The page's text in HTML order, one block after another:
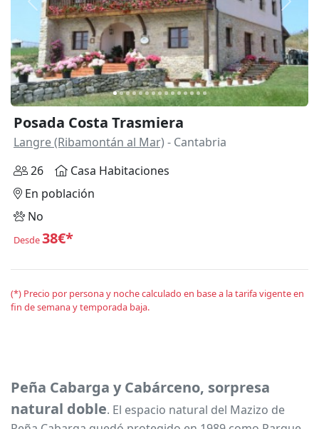
Anterior
Posada Costa Trasmiera
Langre (Ribamontán al Mar) - Cantabria
26
Casa Habitaciones
En población
No
Desde38€*
(*) Precio por persona y noche calculado en base a la tarifa vigente en
fin de semana y temporada baja.
Peña Cabarga y Cabárceno, sorpresa
natural doble. El espacio natural del Mazizo de